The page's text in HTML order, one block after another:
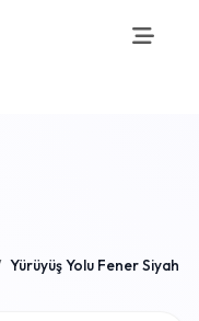
Yürüyüş Yolu Fener Siyah